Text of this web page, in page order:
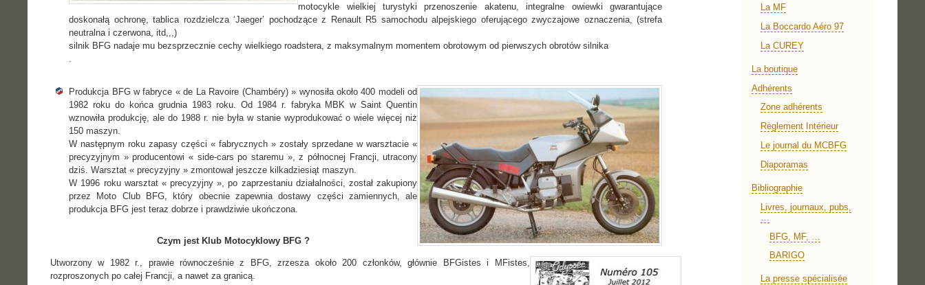
motocykle wielkiej turystyki przenoszenie akatenu, integralne owiewki gwarantujące
doskonałą ochronę, tablica rozdzielcza ‘Jaeger’ pochodzące z Renault R5 samochodu alpejskiego oferującego zwyczajowe oznaczenia, (strefa
neutralna i czerwona, itd,,,)
silnik BFG nadaje mu bezsprzecznie cechy wielkiego roadstera, z maksymalnym momentem obrotowym od pierwszych obrotów silnika
Produkcja BFG w fabryce « de La Ravoire (Chambéry) » wynosiła około 400 modeli od
1982 roku do końca grudnia 1983 roku. Od 1984 r. fabryka MBK w Saint Quentin
wznowiła produkcję, ale do 1988 r. nie była w stanie wyprodukować o wiele więcej niż
150 maszyn.
W następnym roku zapasy części « fabrycznych » zostały sprzedane w warsztacie «
precyzyjnym » producentowi « side-cars po staremu », z północnej Francji, utracony
dziś. Warsztat « precyzyjny » zmontował jeszcze kilkadziesiąt maszyn.
W 1996 roku warsztat « precyzyjny », po zaprzestaniu działalności, został zakupiony
przez Moto Club BFG, który obecnie zapewnia dostawy części zamiennych, ale
produkcja BFG jest teraz dobrze i prawdziwie ukończona.
Czym jest Klub Motocyklowy BFG ?
Utworzony w 1982 r., prawie równocześnie z BFG, zrzesza około 200 członków, głównie BFGistes i MFistes,
rozproszonych po całej Francji, a nawet za granicą.
La MF
La Boccardo Aéro 97
La CUREY
La boutique
Adhérents
Zone adhérents
Règlement Intérieur
Le journal du MCBFG
Diaporamas
Bibliographie
Livres, journaux, pubs,
BFG, MF, …
BARIGO
La presse spécialisée